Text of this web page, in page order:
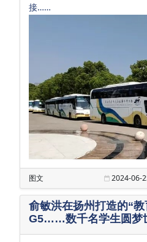
接……
图文 2024-06-
俞敏洪在扬州打造的“教
G5……数千名学生圆梦